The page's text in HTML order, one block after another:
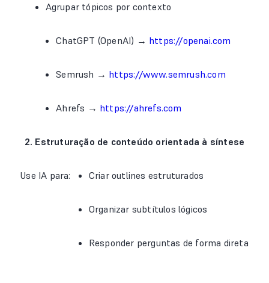
Agrupar tópicos por contexto
ChatGPT (OpenAI) → https://openai.com
Semrush → https://www.semrush.com
Ahrefs → https://ahrefs.com
2. Estruturação de conteúdo orientada à síntese
Use IA para: Criar outlines estruturados
Organizar subtítulos lógicos
Responder perguntas de forma direta